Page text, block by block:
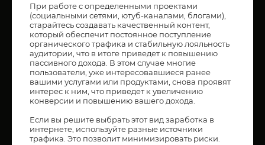
При работе с определенными проектами
(социальными сетями, ютуб-каналами, блогами),
старайтесь создавать качественный контент,
который обеспечит постоянное поступление
органического трафика и стабильную лояльность
аудитории, что в итоге приведет к повышению
пассивного дохода. В этом случае многие
пользователи, уже интересовавшиеся ранее
вашими услугами или продуктами, снова проявят
интерес к ним, что приведет к увеличению
конверсии и повышению вашего дохода.
Если вы решите выбрать этот вид заработка в
интернете, используйте разные источники
трафика. Это позволит минимизировать риски.